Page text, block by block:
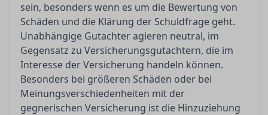
sein, besonders wenn es um die Bewertung von
Schäden und die Klärung der Schuldfrage geht.
Unabhängige Gutachter agieren neutral, im
Gegensatz zu Versicherungsgutachtern, die im
Interesse der Versicherung handeln können.
Besonders bei größeren Schäden oder bei
Meinungsverschiedenheiten mit der
gegnerischen Versicherung ist die Hinzuziehung